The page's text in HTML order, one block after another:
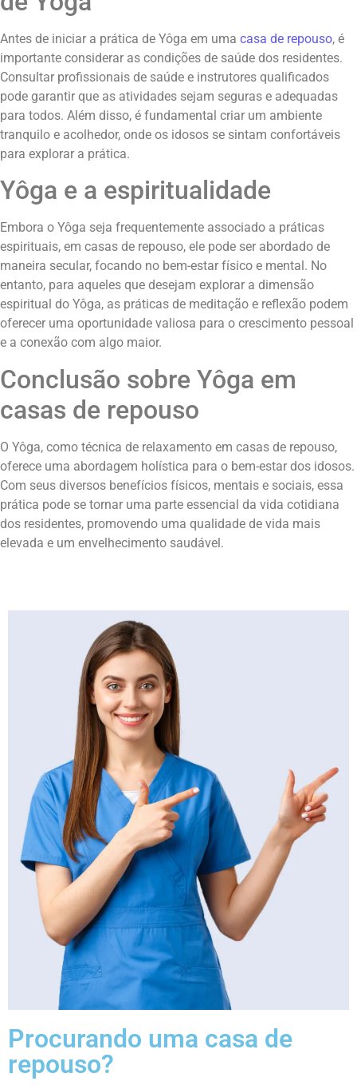
Antes de iniciar a prática de Yôga em uma casa de repouso, é
importante considerar as condições de saúde dos residentes.
Consultar profissionais de saúde e instrutores qualificados
pode garantir que as atividades sejam seguras e adequadas
para todos. Além disso, é fundamental criar um ambiente
tranquilo e acolhedor, onde os idosos se sintam confortáveis
para explorar a prática.
Yôga e a espiritualidade
Embora o Yôga seja frequentemente associado a práticas
espirituais, em casas de repouso, ele pode ser abordado de
maneira secular, focando no bem-estar físico e mental. No
entanto, para aqueles que desejam explorar a dimensão
espiritual do Yôga, as práticas de meditação e reflexão podem
oferecer uma oportunidade valiosa para o crescimento pessoal
e a conexão com algo maior.
Conclusão sobre Yôga em
casas de repouso
O Yôga, como técnica de relaxamento em casas de repouso,
oferece uma abordagem holística para o bem-estar dos idosos.
Com seus diversos benefícios físicos, mentais e sociais, essa
prática pode se tornar uma parte essencial da vida cotidiana
dos residentes, promovendo uma qualidade de vida mais
elevada e um envelhecimento saudável.
Procurando uma casa de
repouso?